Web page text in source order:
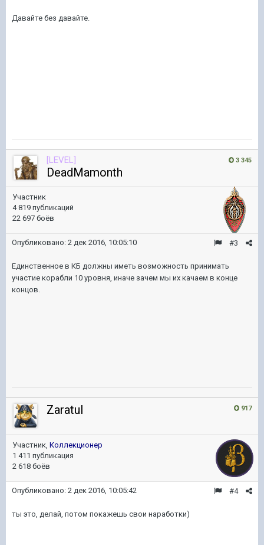
Давайте без давайте.
3 345
[LEVEL]
DeadMamonth
Участник
4 819 публикаций
22 697 боёв
#3
Опубликовано: 2 дек 2016, 10:05:10
Единственное в КБ должны иметь возможность принимать
участие корабли 10 уровня, иначе зачем мы их качаем в конце
концов.
917
ZaratuI
Участник, Коллекционер
1 411 публикация
2 618 боёв
#4
Опубликовано: 2 дек 2016, 10:05:42
ты это, делай, потом покажешь свои наработки)